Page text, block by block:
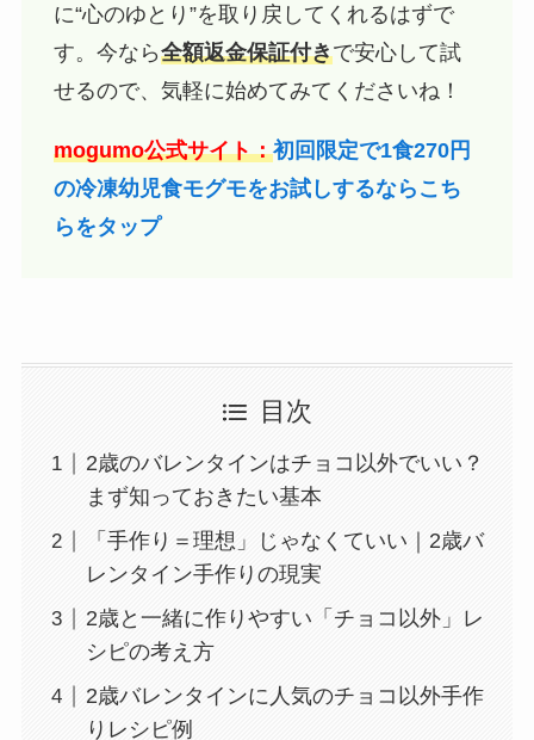
に“心のゆとり”を取り戻してくれるはずで
す。今なら全額返金保証付きで安心して試
せるので、気軽に始めてみてくださいね！
mogumo公式サイト：初回限定で1食270円
の冷凍幼児食モグモをお試しするならこち
らをタップ
目次
2歳のバレンタインはチョコ以外でいい？
まず知っておきたい基本
「手作り＝理想」じゃなくていい｜2歳バ
レンタイン手作りの現実
2歳と一緒に作りやすい「チョコ以外」レ
シピの考え方
2歳バレンタインに人気のチョコ以外手作
りレシピ例